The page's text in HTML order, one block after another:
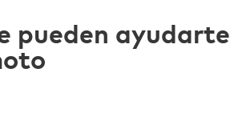
pueden ayudarte